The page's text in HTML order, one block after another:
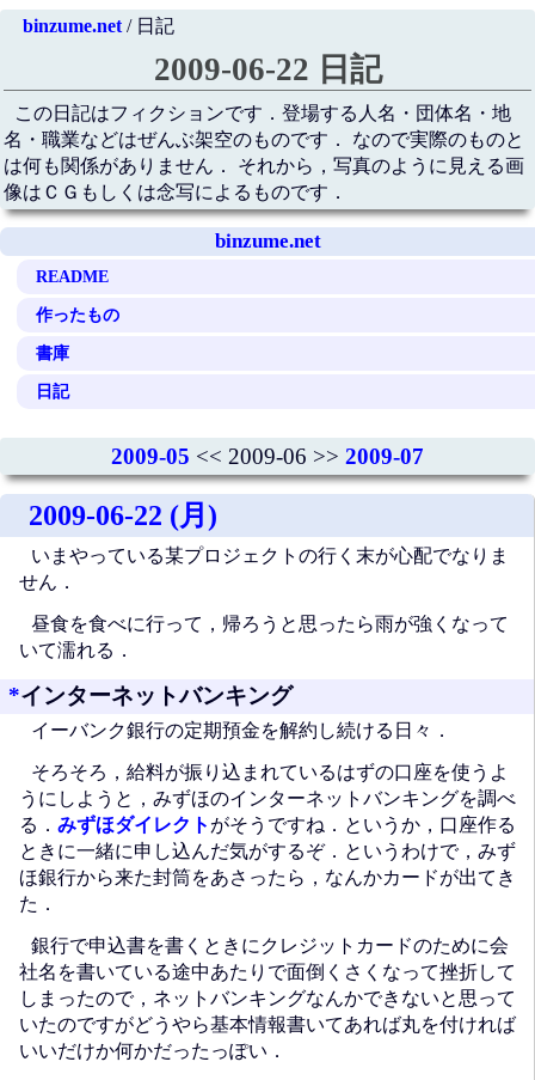
binzume.net/ 日記
2009-06-22 日記
この日記はフィクションです．登場する人名・団体名・地
名・職業などはぜんぶ架空のものです． なので実際のものと
は何も関係がありません． それから，写真のように見える画
像はＣＧもしくは念写によるものです．
binzume.net
README
作ったもの
書庫
日記
2009-05 << 2009-06 >> 2009-07
2009-06-22 (月)
いまやっている某プロジェクトの行く末が心配でなりま
せん．
昼食を食べに行って，帰ろうと思ったら雨が強くなって
いて濡れる．
*インターネットバンキング
イーバンク銀行の定期預金を解約し続ける日々．
そろそろ，給料が振り込まれているはずの口座を使うよ
うにしようと，みずほのインターネットバンキングを調べ
る． みずほダイレクト がそうですね．というか，口座作る
ときに一緒に申し込んだ気がするぞ．というわけで，みず
ほ銀行から来た封筒をあさったら，なんかカードが出てき
た．
銀行で申込書を書くときにクレジットカードのために会
社名を書いている途中あたりで面倒くさくなって挫折して
しまったので，ネットバンキングなんかできないと思って
いたのですがどうやら基本情報書いてあれば丸を付ければ
いいだけか何かだったっぽい．